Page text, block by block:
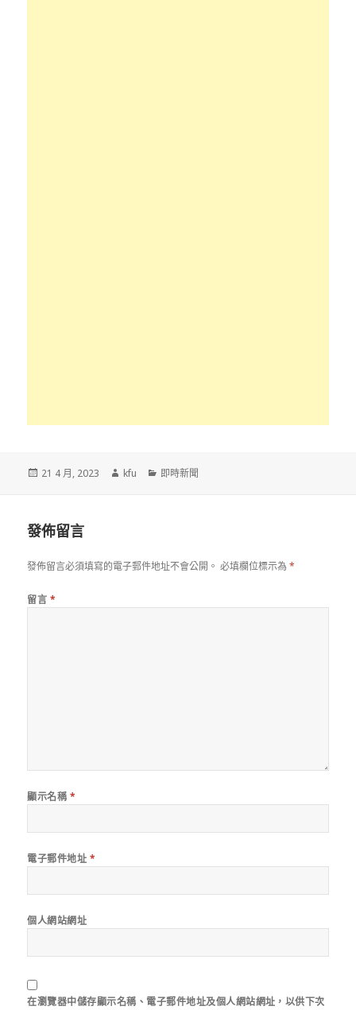
發
21 4 月, 2023
作
kfu
分
即時新聞
發佈留言
發佈留言必須填寫的電子郵件地址不會公開。 必填欄位標示為*
留言 *
顯示名稱 *
電子郵件地址 *
個人網站網址
在瀏覽器中儲存顯示名稱、電子郵件地址及個人網站網址，以供下次